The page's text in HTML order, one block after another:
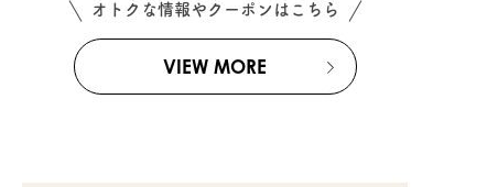
オトクな情報やクーポンはこちら
VIEW MORE